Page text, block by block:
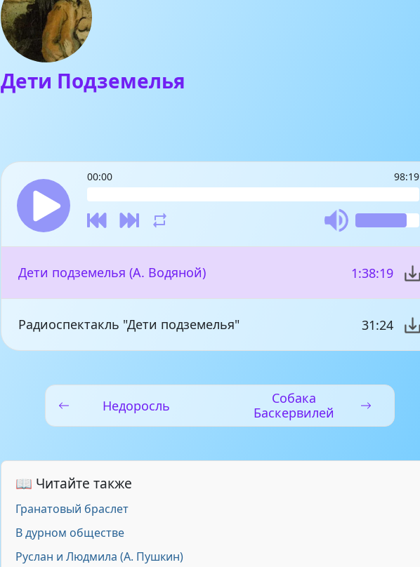
Дети Подземелья
00:00 98:19
Дети подземелья (А. Водяной) 1:38:19
Радиоспектакль "Дети подземелья" 31:24
Недоросль
Собака
Баскервилей
📖 Читайте также
Гранатовый браслет
В дурном обществе
Руслан и Людмила (А. Пушкин)